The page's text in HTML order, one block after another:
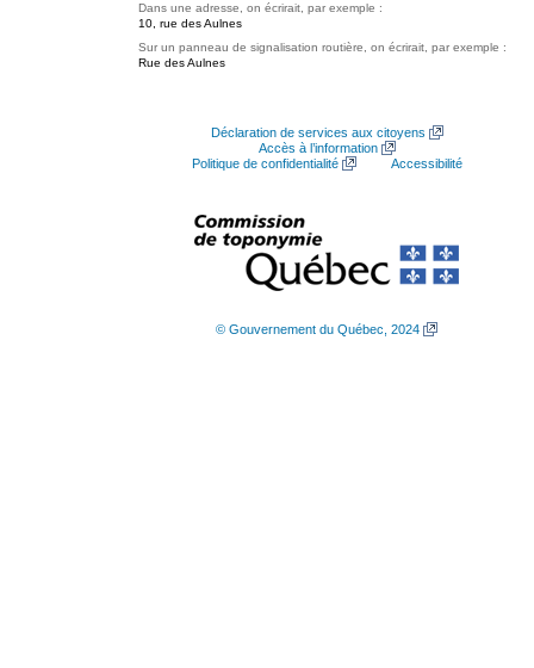
Dans une adresse, on écrirait, par exemple :
10, rue des Aulnes
Sur un panneau de signalisation routière, on écrirait, par exemple :
Rue des Aulnes
Déclaration de services aux citoyens
Accès à l’information
Politique de confidentialité
Accessibilité
© Gouvernement du Québec, 2024